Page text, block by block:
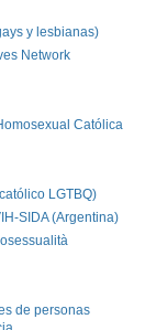
y lesbianas)
Network
Católica
LGTBQ)
SIDA (Argentina)
de personas